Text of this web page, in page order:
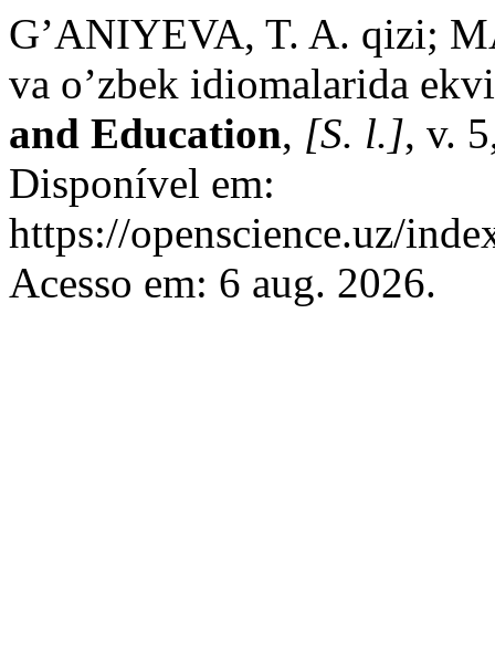
G’ANIYEVA, T. A. qizi;
va o’zbek idiomalarida
and Education, [S. l.], v.
Disponível em:
https://openscience.uz/
Acesso em: 6 aug. 2026.